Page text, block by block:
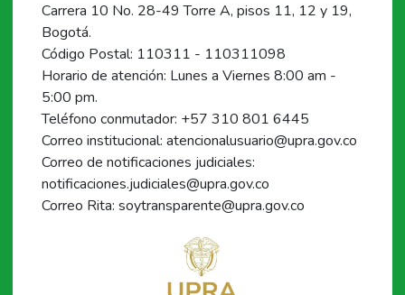
Carrera 10 No. 28-49 Torre A, pisos 11, 12 y 19,
Bogotá.
Código Postal: 110311 - 110311098
Horario de atención: Lunes a Viernes 8:00 am -
5:00 pm.
Teléfono conmutador: +57 310 801 6445
Correo institucional: atencionalusuario@upra.gov.co
Correo de notificaciones judiciales:
notificaciones.judiciales@upra.gov.co
Correo Rita: soytransparente@upra.gov.co